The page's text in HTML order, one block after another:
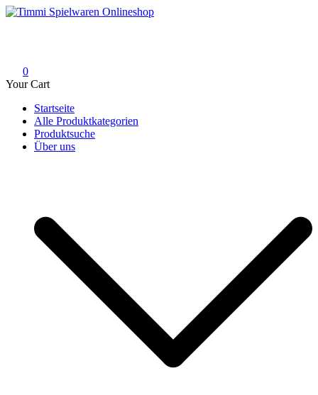
Skip
0
Your Cart
Startseite
Alle Produktkategorien
Produktsuche
Über uns